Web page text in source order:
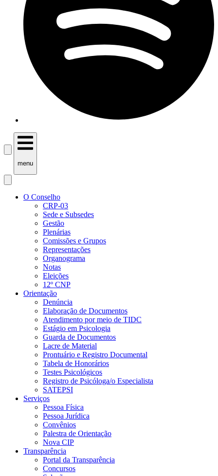
menu
O Conselho
CRP-03
Sede e Subsedes
Gestão
Plenárias
Comissões e Grupos
Representações
Organograma
Notas
Eleições
12º CNP
Orientação
Denúncia
Elaboração de Documentos
Atendimento por meio de TIDC
Estágio em Psicologia
Guarda de Documentos
Lacre de Material
Prontuário e Registro Documental
Tabela de Honorários
Testes Psicológicos
Registro de Psicóloga/o Especialista
SATEPSI
Serviços
Pessoa Física
Pessoa Jurídica
Convênios
Palestra de Orientação
Nova CIP
Transparência
Portal da Transparência
Concursos